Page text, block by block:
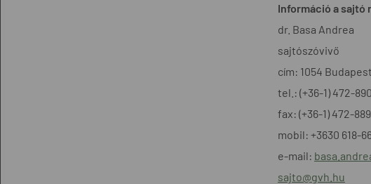
Információ a sajtó
dr. Basa Andrea
sajtószóvivő
cím: 1054
tel.: (+36-1) 472-
fax: (+36-1) 472-
mobil: +3630 618-
e-mail:
sajto@gvh.hu